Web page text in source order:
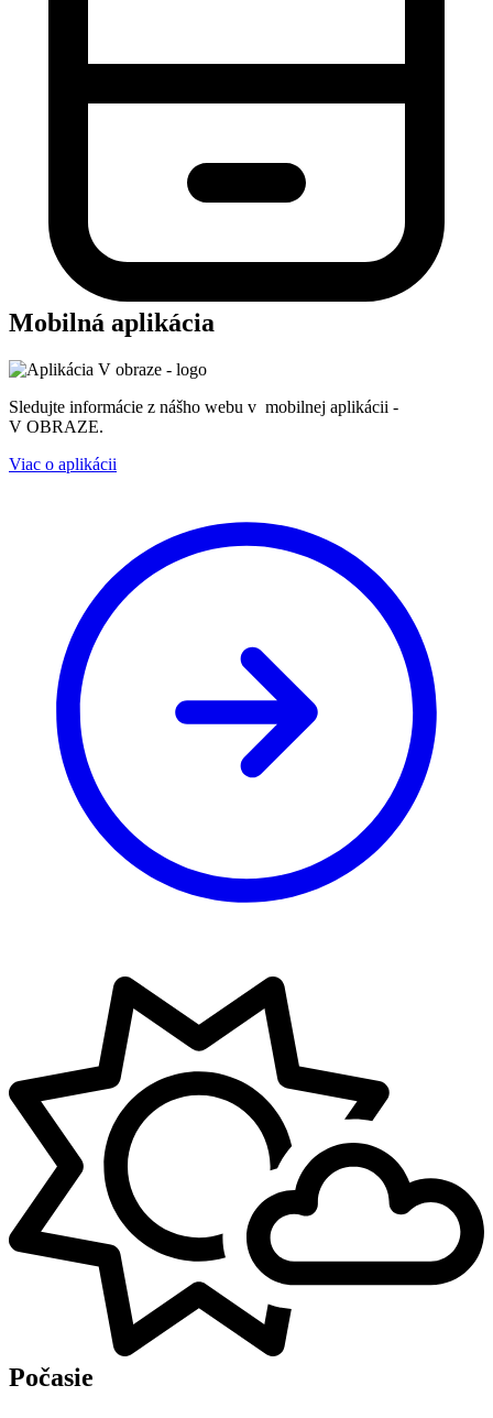
Mobilná aplikácia
Sledujte informácie z nášho webu v mobilnej aplikácii -
V OBRAZE.
Viac o aplikácii
Počasie